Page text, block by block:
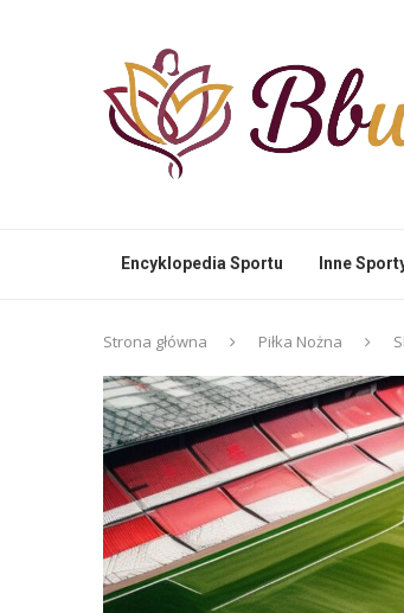
Encyklopedia Sportu Inne
Strona główna Piłka Nożna